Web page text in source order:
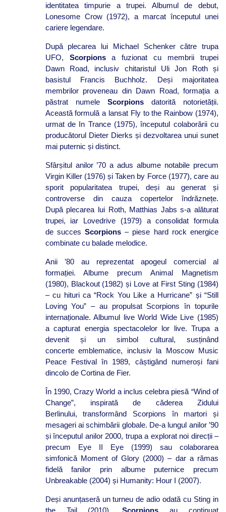
identitatea timpurie a trupei. Albumul de debut,
Lonesome Crow (1972), a marcat începutul unei
cariere legendare.
După plecarea lui Michael Schenker către trupa
UFO, Scorpionsa fuzionat cu membrii trupei
Dawn Road, inclusiv chitaristul Uli Jon Roth și
basistul Francis Buchholz. Deși majoritatea
membrilor proveneau din Dawn Road, formația a
păstrat numele Scorpions datorită notorietății.
Această formulă a lansat Fly to the Rainbow (1974),
urmat de In Trance (1975), începutul colaborării cu
producătorul Dieter Dierks și dezvoltarea unui sunet
mai puternic și distinct.
Sfârșitul anilor ’70 a adus albume notabile precum
Virgin Killer (1976) și Taken by Force (1977), care au
sporit popularitatea trupei, deși au generat și
controverse din cauza copertelor îndrăznețe.
După plecarea lui Roth, Matthias Jabs s-a alăturat
trupei, iar Lovedrive (1979) a consolidat formula
de succesScorpions – piese hard rock energice
combinate cu balade melodice.
Anii ’80 au reprezentat apogeul comercial al
formației. Albume precum Animal Magnetism
(1980), Blackout (1982) și Love at First Sting (1984)
– cu hituri ca “Rock You Like a Hurricane” și “Still
Loving You” – au propulsat Scorpions în topurile
internaționale. Albumul live World Wide Live (1985)
a capturat energia spectacolelor lor live. Trupa a
devenit și un simbol cultural, susținând
concerte emblematice, inclusiv la Moscow Music
Peace Festival în 1989, câștigând numeroși fani
dincolo de Cortina de Fier.
În 1990, Crazy World a inclus celebra piesă “Wind of
Change”, inspirată de căderea Zidului
Berlinului, transformând Scorpions în martori și
mesageri ai schimbării globale. De-a lungul anilor ’90
și începutul anilor 2000, trupa a explorat noi direcții –
precum Eye II Eye (1999) sau colaborarea
simfonică Moment of Glory (2000) – dar a rămas
fidelă fanilor prin albume puternice precum
Unbreakable (2004) și Humanity: Hour I (2007).
Deși anunțaseră un turneu de adio odată cu Sting in
the Tail (2010),Scorpions au continuat